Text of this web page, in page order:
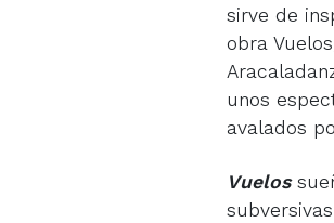
sirve de
obra
unos
avalados
Vuelos